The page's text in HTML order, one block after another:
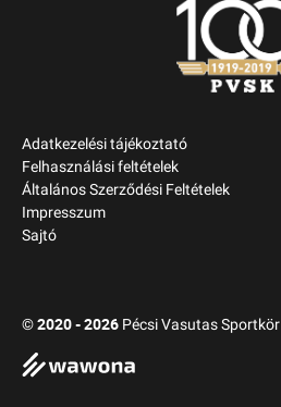
Adatkezelési tájékoztató
Felhasználási feltételek
Általános Szerződési Feltételek
Impresszum
Sajtó
©2020 - 2026 Pécsi Vasutas Sportkör